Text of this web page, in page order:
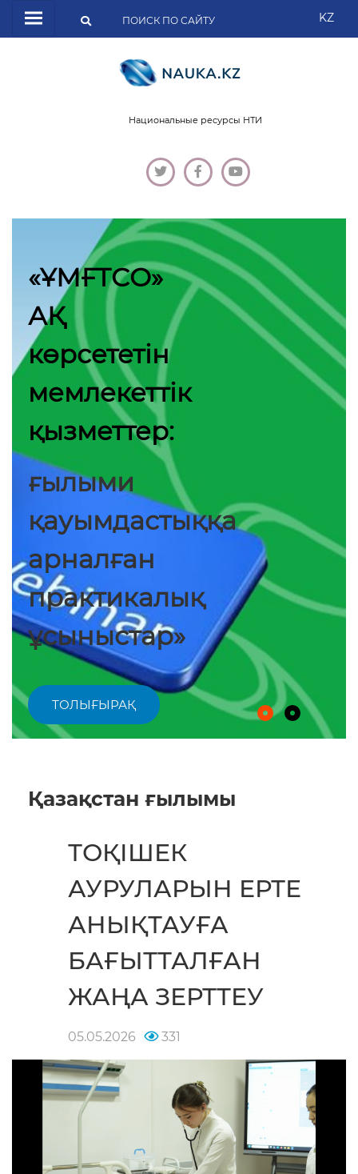
KZ
Национальные ресурсы НТИ
«ҰМҒТСО»
АҚ
көрсететін
мемлекеттік
қызметтер:
ғылыми
қауымдастыққа
арналған
практикалық
ұсыныстар»
ТОЛЫҒЫРАҚ
Қазақстан ғылымы
ТОҚІШЕК
АУРУЛАРЫН ЕРТЕ
АНЫҚТАУҒА
БАҒЫТТАЛҒАН
ЖАҢА ЗЕРТТЕУ
05.05.2026 331